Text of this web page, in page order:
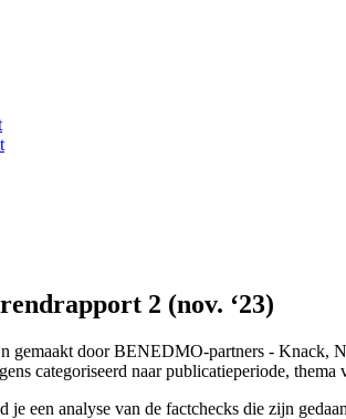
2 (nov. ‘23)
gemaakt door BENEDMO-partners - Knack,
categoriseerd naar publicatieperiode,
je een analyse van de factchecks die zijn